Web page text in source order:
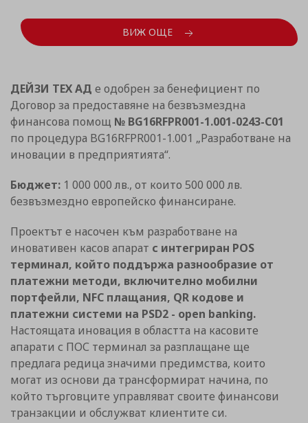
ВИЖ ОЩЕ
ДЕЙЗИ ТЕХ АД е одобрен за бенефициент по
Договор за предоставяне на безвъзмездна
финансова помощ № BG16RFPR001-1.001-0243-C01
по процедура BG16RFPR001-1.001 „Разработване на
иновации в предприятията“.
Бюджет: 1 000 000 лв., от които 500 000 лв.
безвъзмездно европейско финансиране.
Проектът е насочен към разработване на
иновативен касов апарат с интегриран POS
терминал, който поддържа разнообразие от
платежни методи, включително мобилни
портфейли, NFC плащания, QR кодове и
платежни системи на PSD2 - open banking.
Настоящата иновация в областта на касовите
апарати с ПОС терминал за разплащане ще
предлага редица значими предимства, които
могат из основи да трансформират начина, по
който търговците управляват своите финансови
транзакции и обслужват клиентите си.